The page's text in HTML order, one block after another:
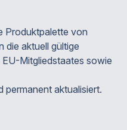
Produktpalette von
die aktuell gültige
Mitgliedstaates sowie
permanent aktualisiert.